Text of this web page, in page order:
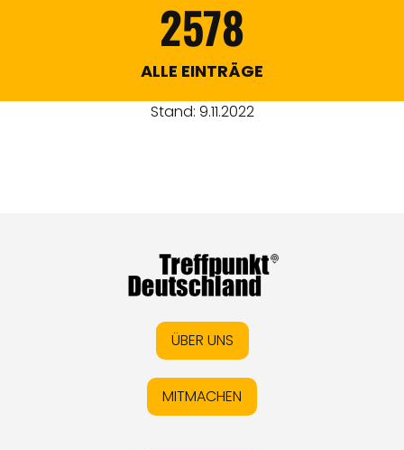
2578
ALLE EINTRÄGE
Stand: 9.11.2022
ÜBER UNS
MITMACHEN